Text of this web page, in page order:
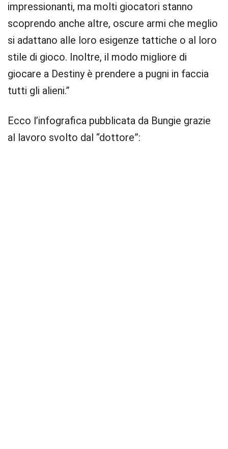
impressionanti, ma molti giocatori stanno
scoprendo anche altre, oscure armi che meglio
si adattano alle loro esigenze tattiche o al loro
stile di gioco. Inoltre, il modo migliore di
giocare a Destiny è prendere a pugni in faccia
tutti gli alieni.”
Ecco l’infografica pubblicata da Bungie grazie
al lavoro svolto dal “dottore”: